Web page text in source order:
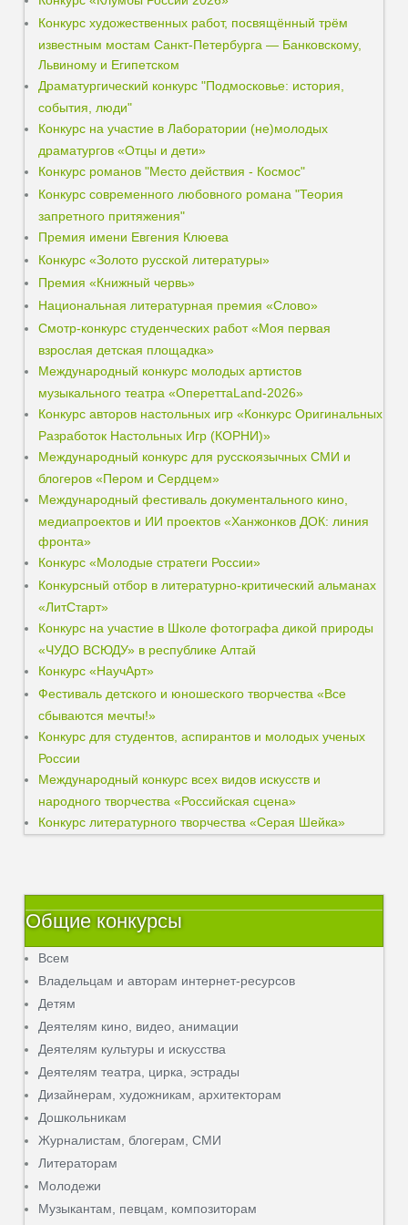
Конкурс художественных работ, посвящённый трём
известным мостам Санкт-Петербурга — Банковскому,
Львиному и Египетском
Драматургический конкурс "Подмосковье: история,
события, люди"
Конкурс на участие в Лаборатории (не)молодых
драматургов «Отцы и дети»
Конкурс романов "Место действия - Космос"
Конкурс современного любовного романа "Теория
запретного притяжения"
Премия имени Евгения Клюева
Конкурс «Золото русской литературы»
Премия «Книжный червь»
Национальная литературная премия «Слово»
Смотр-конкурс студенческих работ «Моя первая
взрослая детская площадка»
Международный конкурс молодых артистов
музыкального театра «ОпереттаLand-2026»
Конкурс авторов настольных игр «Конкурс Оригинальных
Разработок Настольных Игр (КОРНИ)»
Международный конкурс для русскоязычных СМИ и
блогеров «Пером и Сердцем»
Международный фестиваль документального кино,
медиапроектов и ИИ проектов «Ханжонков ДОК: линия
фронта»
Конкурс «Молодые стратеги России»
Конкурсный отбор в литературно-критический альманах
«ЛитСтарт»
Конкурс на участие в Школе фотографа дикой природы
«ЧУДО ВСЮДУ» в республике Алтай
Конкурс «НаучАрт»
Фестиваль детского и юношеского творчества «Все
сбываются мечты!»
Конкурс для студентов, аспирантов и молодых ученых
России
Международный конкурс всех видов искусств и
народного творчества «Российская сцена»
Конкурс литературного творчества «Серая Шейка»
Общие конкурсы
Всем
Владельцам и авторам интернет-ресурсов
Детям
Деятелям кино, видео, анимации
Деятелям культуры и искусства
Деятелям театра, цирка, эстрады
Дизайнерам, художникам, архитекторам
Дошкольникам
Журналистам, блогерам, СМИ
Литераторам
Молодежи
Музыкантам, певцам, композиторам